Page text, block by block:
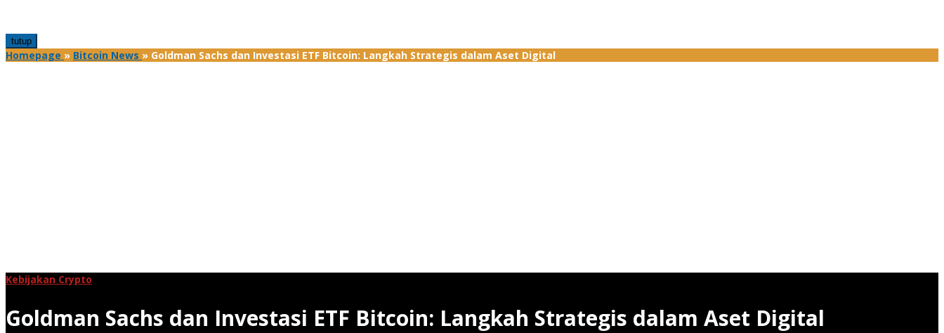
tutup
Homepage » Bitcoin News » Goldman Sachs dan Investasi ETF Bitcoin: Langkah Strategis dalam Aset Digital
Kebijakan Crypto
Goldman Sachs dan Investasi ETF Bitcoin: Langkah Strategis dalam Aset Digital